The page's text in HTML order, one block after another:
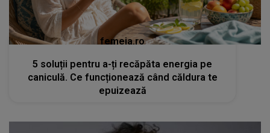
femeia.ro
5 soluții pentru a-ți recăpăta energia pe
caniculă. Ce funcționează când căldura te
epuizează